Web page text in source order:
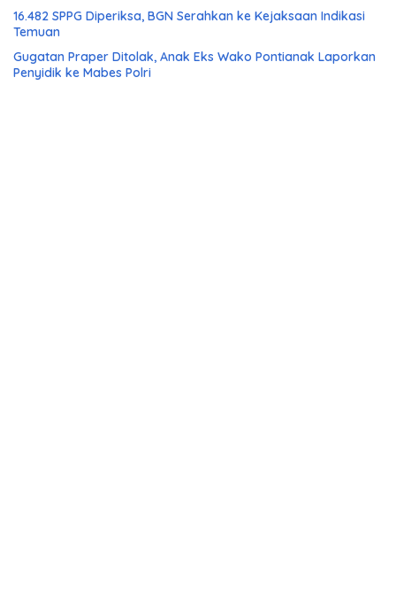
16.482 SPPG Diperiksa, BGN Serahkan ke Kejaksaan Indikasi
Temuan
Gugatan Praper Ditolak, Anak Eks Wako Pontianak Laporkan
Penyidik ke Mabes Polri